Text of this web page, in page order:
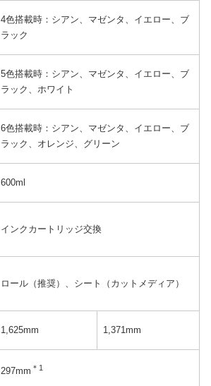
4色搭載時：シアン、マゼンタ、イエロー、ブ
ラック
5色搭載時：シアン、マゼンタ、イエロー、ブ
ラック、ホワイト
6色搭載時：シアン、マゼンタ、イエロー、ブ
ラック、オレンジ、グリーン
600ml
インクカートリッジ交換
ロール（推奨）、シート（カットメディア）
1,625mm 1,371mm
297mm ＊1